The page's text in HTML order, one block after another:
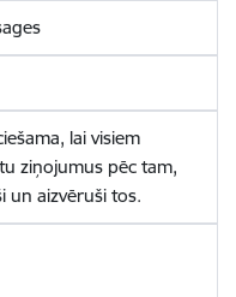
lai visiem
ziņojumus pēc tam,
un aizvēruši tos.